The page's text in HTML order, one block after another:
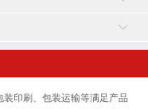
印刷、包装运输等满足产品